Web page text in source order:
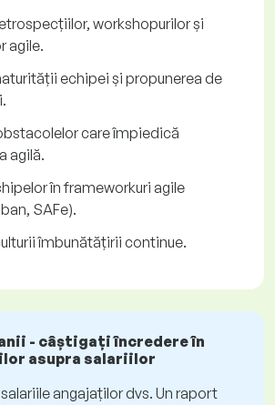
workshopurilor și
agile.
echipei și propunerea de
care împiedică
agilă.
în frameworkuri agile
SAFe).
îmbunătățirii continue.
- câștigați încredere în
asupra salariilor
angajaților dvs. Un raport